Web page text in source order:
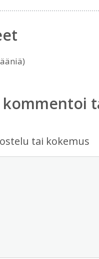
tai kokemus